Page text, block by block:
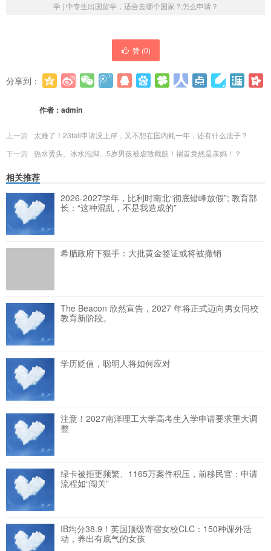
学 | 中专生出国留学，适合去哪个国家？怎么申请？
赞 (0)
分享到：
作者： admin
上一篇
太难了！23fall申请没上岸，又不想在国内耗一年，还有什么法子？
下一篇
热水烫头、冰水泡脚…5岁男孩被虐致截肢！祸首竟然是亲妈！？
相关推荐
2026-2027学年，比利时南北“彻底错峰放假”; 教育部
长：“这种混乱，不是我造成的”
希腊政府下狠手：大批黄金签证或将被撤销
The Beacon 欣然宣告，2027 年将正式迈向男女同校
教育新阶段。
学历贬值，聪明人将如何应对
注意！2027南洋理工大学高考生入学申请要求重大调
整
绿卡被拒更频繁、1165万案件积压，前移民官：申请
流程如“闯关”
IB均分38.9！英国顶级寄宿女校CLC：150种课外活
动，养出有底气的女孩